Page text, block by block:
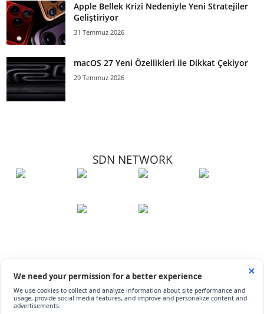
Apple Bellek Krizi Nedeniyle Yeni Stratejiler
Geliştiriyor
31 Temmuz 2026
macOS 27 Yeni Özellikleri ile Dikkat Çekiyor
29 Temmuz 2026
SDN NETWORK